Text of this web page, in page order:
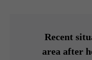
Recent
area after